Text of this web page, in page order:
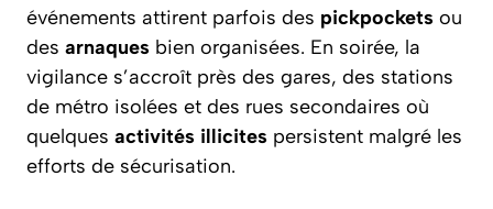
événements attirent parfois des pickpockets ou
des arnaques bien organisées. En soirée, la
vigilance s’accroît près des gares, des stations
de métro isolées et des rues secondaires où
quelques activités illicites persistent malgré les
efforts de sécurisation.